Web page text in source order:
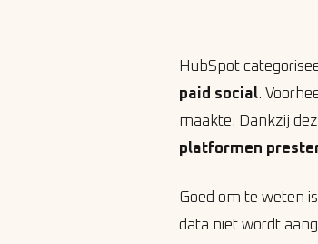
HubSpot
paid social.
maakte. Dankzij
platformen
Goed om te weten
data niet wordt